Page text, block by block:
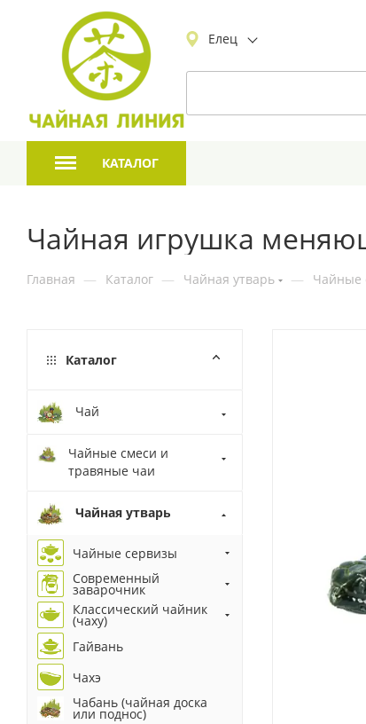
Елец
КАТАЛОГ
Чайная игрушка
Главная — Каталог — Чайная утварь — Чайные
Каталог
Чай
Чайные смеси и
травяные чаи
Чайная утварь
Чайные сервизы
Современный
заварочник
Классический чайник
(чаху)
Гайвань
Чахэ
Чабань (чайная доска
или поднос)